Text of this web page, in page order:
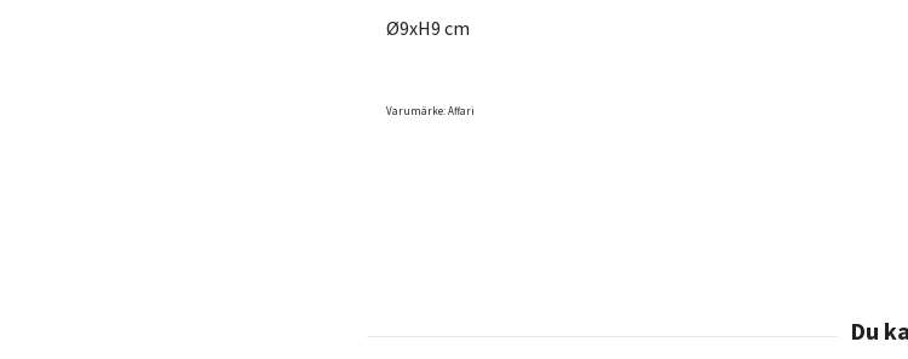
Ø9xH9 cm
Varumärke: Affari